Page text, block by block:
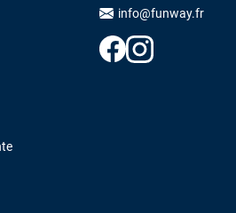
info@funway.fr
il y a 3 mois
Super service. L'envoi a
état. Mauruuru roa.